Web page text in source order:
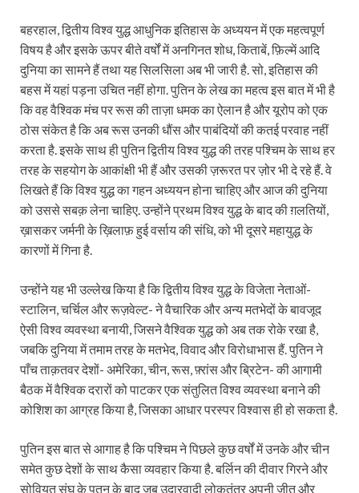
बहरहाल, द्वितीय विश्व युद्ध आधुनिक इतिहास के अध्ययन में एक महत्वपूर्ण
विषय है और इसके ऊपर बीते वर्षों में अनगिनत शोध, किताबें, फ़िल्में आदि
दुनिया का सामने हैं तथा यह सिलसिला अब भी जारी है. सो, इतिहास की
बहस में यहां पड़ना उचित नहीं होगा. पुतिन के लेख का महत्व इस बात में भी है
कि वह वैश्विक मंच पर रूस की ताज़ा धमक का ऐलान है और यूरोप को एक
ठोस संकेत है कि अब रूस उनकी धौंस और पाबंदियों की कतई परवाह नहीं
करता है. इसके साथ ही पुतिन द्वितीय विश्व युद्ध की तरह पश्चिम के साथ हर
तरह के सहयोग के आकांक्षी भी हैं और उसकी ज़रूरत पर ज़ोर भी दे रहे हैं. वे
लिखते हैं कि विश्व युद्ध का गहन अध्ययन होना चाहिए और आज की दुनिया
को उससे सबक़ लेना चाहिए. उन्होंने प्रथम विश्व युद्ध के बाद की ग़लतियों,
ख़ासकर जर्मनी के ख़िलाफ़ हुई वर्साय की संधि, को भी दूसरे महायुद्ध के
कारणों में गिना है.
उन्होंने यह भी उल्लेख किया है कि द्वितीय विश्व युद्ध के विजेता नेताओं-
स्टालिन, चर्चिल और रूज़वेल्ट- ने वैचारिक और अन्य मतभेदों के बावजूद
ऐसी विश्व व्यवस्था बनायी, जिसने वैश्विक युद्ध को अब तक रोके रखा है,
जबकि दुनिया में तमाम तरह के मतभेद, विवाद और विरोधाभास हैं. पुतिन ने
पाँच ताक़तवर देशों- अमेरिका, चीन, रूस, फ़्रांस और ब्रिटेन- की आगामी
बैठक में वैश्विक दरारों को पाटकर एक संतुलित विश्व व्यवस्था बनाने की
कोशिश का आग्रह किया है, जिसका आधार परस्पर विश्वास ही हो सकता है.
पुतिन इस बात से आगाह है कि पश्चिम ने पिछले कुछ वर्षों में उनके और चीन
समेत कुछ देशों के साथ कैसा व्यवहार किया है. बर्लिन की दीवार गिरने और
सोवियत संघ के पतन के बाद जब उदारवादी लोकतंत्र अपनी जीत और